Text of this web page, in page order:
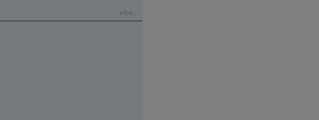
více...